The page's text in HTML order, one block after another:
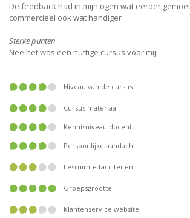
De feedback had in mijn ogen wat eerder
commercieel ook wat handiger
Sterke punten
Nee het was een nuttige cursus voor mij
Niveau van de cursus
Cursus materiaal
Kennisniveau docent
Persoonlijke aandacht
Lesruimte faciliteiten
Groepsgrootte
Klantenservice website